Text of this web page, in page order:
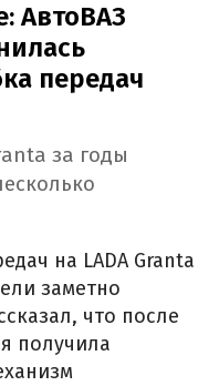
АвтоВАЗ
передач
за годы
на LADA Granta
заметно
что после
получила